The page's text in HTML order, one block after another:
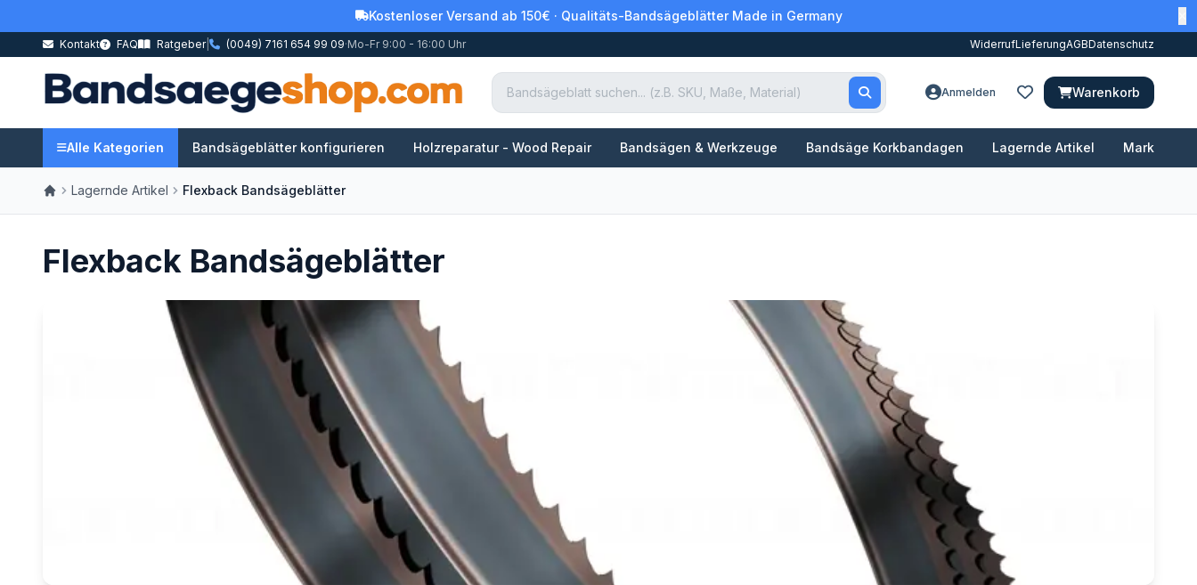
Kostenloser Versand ab 150€ · Qualitäts-Bandsägeblätter Made in Germany
Kontakt FAQ Ratgeber| (0049) 7161 654 99 09·Mo-Fr 9:00 - 16:00 Uhr WiderrufLieferungAGBDatenschutz
Anmelden Warenkorb
Alle Kategorien Bandsägeblätter konfigurieren Holzreparatur - Wood Repair Bandsägen & Werkzeuge Bandsäge Korkbandagen Lagernde Artikel Marken
Lagernde Artikel Flexback Bandsägeblätter
Flexback Bandsägeblätter